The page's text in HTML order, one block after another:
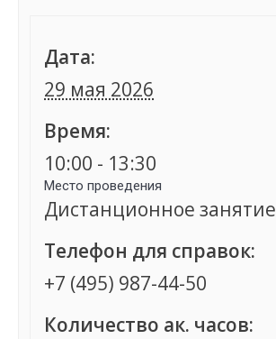
Дата:
29 мая 2026
Время:
10:00 - 13:30
Место проведения
Дистанционное занятие
Телефон для справок:
+7 (495) 987-44-50
Количество ак. часов: